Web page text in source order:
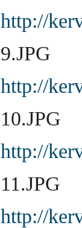
http://
9.JPG
http://
10.JPG
http://
11.JPG
http://